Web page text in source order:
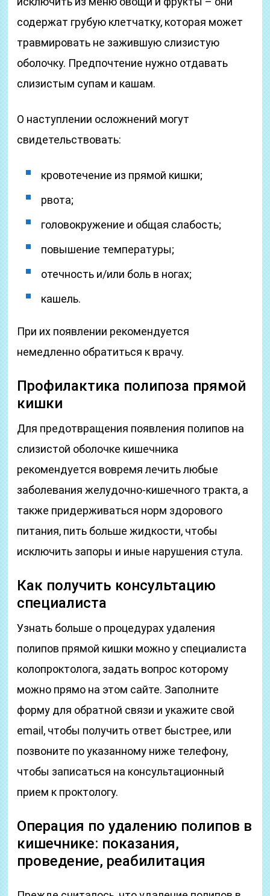
содержат грубую клетчатку, которая может
травмировать не зажившую слизистую
оболочку. Предпочтение нужно отдавать
слизистым супам и кашам.
О наступлении осложнений могут
свидетельствовать:
кровотечение из прямой кишки;
рвота;
головокружение и общая слабость;
повышение температуры;
отечность и/или боль в ногах;
кашель.
При их появлении рекомендуется
немедленно обратиться к врачу.
Профилактика полипоза прямой
кишки
Для предотвращения появления полипов на
слизистой оболочке кишечника
рекомендуется вовремя лечить любые
заболевания желудочно-кишечного тракта, а
также придерживаться норм здорового
питания, пить больше жидкости, чтобы
исключить запоры и иные нарушения стула.
Как получить консультацию
специалиста
Узнать больше о процедурах удаления
полипов прямой кишки можно у специалиста
колопроктолога, задать вопрос которому
можно прямо на этом сайте. Заполните
форму для обратной связи и укажите свой
email, чтобы получить ответ быстрее, или
позвоните по указанному ниже телефону,
чтобы записаться на консультационный
прием к проктологу.
Операция по удалению полипов в
кишечнике: показания,
проведение, реабилитация